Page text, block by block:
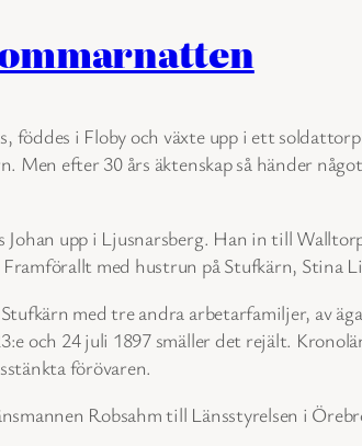
föddes i Floby och växte upp i ett
Men efter 30 års äktenskap så händer
Johan upp i Ljusnarsberg. Han in till
med hustrun på Stufkärn, Stina
med tre andra arbetarfamiljer, av
och 24 juli 1897 smäller det rejält.
förövaren.
Robsahm till Länsstyrelsen i